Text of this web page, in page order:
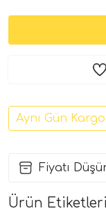
Aynı Gün Kargo
Fiyatı
Ürün Etiketleri